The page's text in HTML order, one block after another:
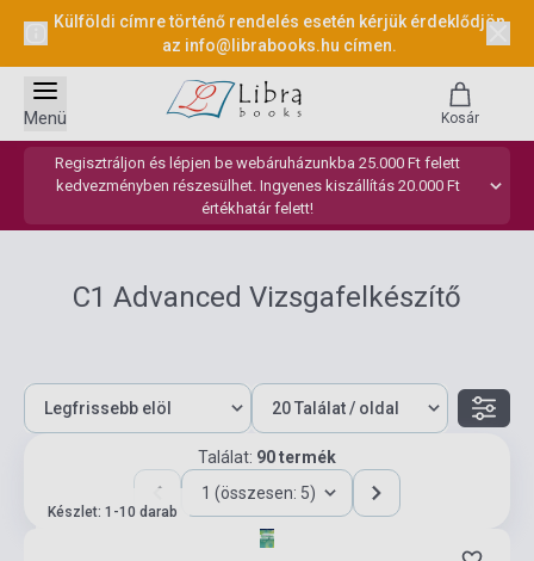
Külföldi címre történő rendelés esetén kérjük érdeklődjön
az info@librabooks.hu címen.
Regisztráljon és lépjen be webáruházunkba 25.000 Ft felett
kedvezményben részesülhet. Ingyenes kiszállítás 20.000 Ft
értékhatár felett!
Menü Kosár
C1 Advanced Vizsgafelkészítő
Találat: 90 termék
1 (összesen: 5)
Készlet: 1-10 darab